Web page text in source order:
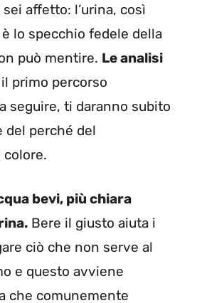
affetto: l’urina, così
lo specchio fedele della
può mentire. Le analisi
il primo percorso
seguire, ti daranno subito
del perché del
colore.
bevi, più chiara
Bere il giusto aiuta i
ciò che non serve al
e questo avviene
che comunemente